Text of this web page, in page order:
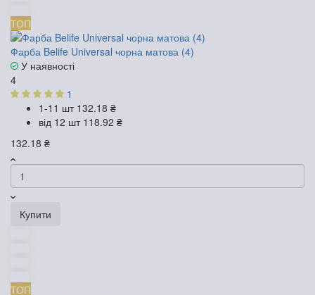
ТОП
Фарба Belife Universal чорна матова (4)
У наявності
4
1
1-11 шт 132.18 ₴
від 12 шт 118.92 ₴
132.18 ₴
Купити
ТОП